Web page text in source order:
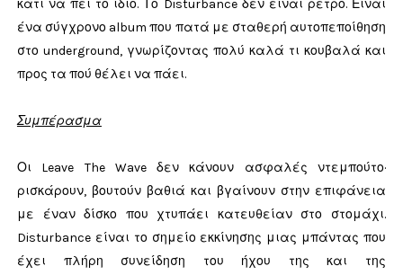
κάτι να πει το ίδιο. Το Disturbance δεν είναι ρετρό. Είναι
ένα σύγχρονο album που πατά με σταθερή αυτοπεποίθηση
στο underground, γνωρίζοντας πολύ καλά τι κουβαλά και
προς τα πού θέλει να πάει.
Συμπέρασμα
Οι Leave The Wave δεν κάνουν ασφαλές ντεμπούτο·
ρισκάρουν, βουτούν βαθιά και βγαίνουν στην επιφάνεια
με έναν δίσκο που χτυπάει κατευθείαν στο στομάχι.
Disturbance είναι το σημείο εκκίνησης μιας μπάντας που
έχει πλήρη συνείδηση του ήχου της και της